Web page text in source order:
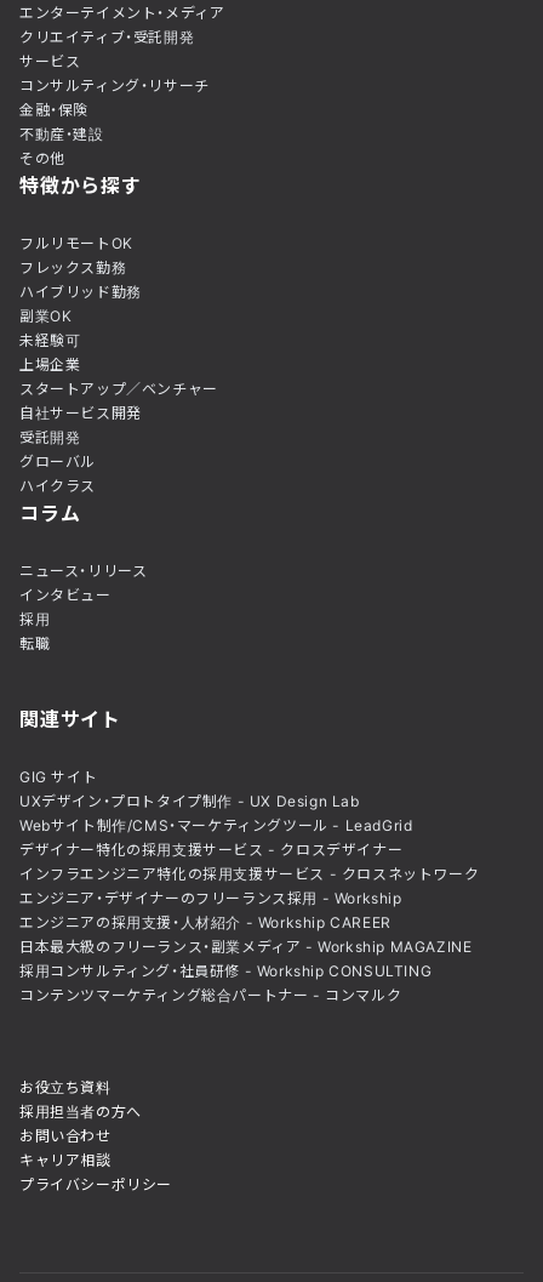
エンターテイメント・メディア
クリエイティブ・受託開発
サービス
コンサルティング・リサーチ
金融・保険
不動産・建設
その他
特徴から探す
フルリモートOK
フレックス勤務
ハイブリッド勤務
副業OK
未経験可
上場企業
スタートアップ／ベンチャー
自社サービス開発
受託開発
グローバル
ハイクラス
コラム
ニュース・リリース
インタビュー
採用
転職
関連サイト
GIG サイト
UXデザイン・プロトタイプ制作 - UX Design Lab
Webサイト制作/CMS・マーケティングツール - LeadGrid
デザイナー特化の採用支援サービス - クロスデザイナー
インフラエンジニア特化の採用支援サービス - クロスネットワーク
エンジニア・デザイナーのフリーランス採用 - Workship
エンジニアの採用支援・人材紹介 - Workship CAREER
日本最大級のフリーランス・副業メディア - Workship MAGAZINE
採用コンサルティング・社員研修 - Workship CONSULTING
コンテンツマーケティング総合パートナー - コンマルク
お役立ち資料
採用担当者の方へ
お問い合わせ
キャリア相談
プライバシーポリシー